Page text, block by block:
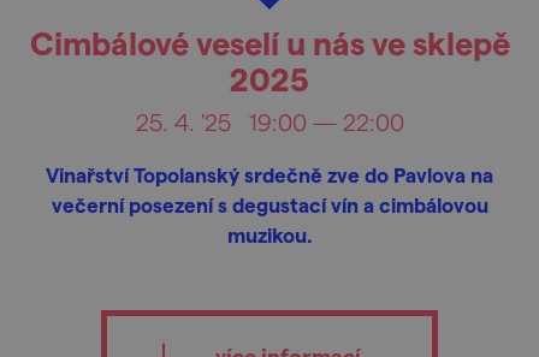
Cimbálové veselí u nás ve sklepě
2025
25. 4. '25 19:00 — 22:00
Vinařství Topolanský srdečně zve do Pavlova na
večerní posezení s degustací vín a cimbálovou
muzikou.